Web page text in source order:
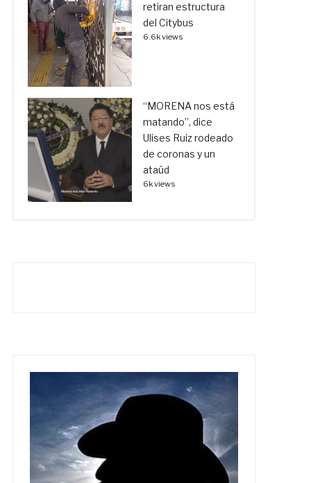
retiran estructura
del Citybus
6.6k views
“MORENA nos está
matando”, dice
Ulises Ruiz rodeado
de coronas y un
ataúd
6k views